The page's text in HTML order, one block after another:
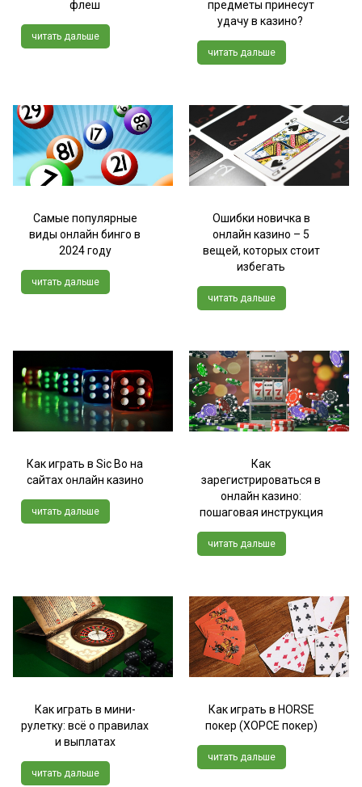
флеш
читать дальше
предметы принесут
удачу в казино?
читать дальше
Самые популярные
виды онлайн бинго в
2024 году
читать дальше
Ошибки новичка в
онлайн казино – 5
вещей, которых стоит
избегать
читать дальше
Как играть в Sic Bo на
сайтах онлайн казино
читать дальше
Как
зарегистрироваться в
онлайн казино:
пошаговая инструкция
читать дальше
Как играть в мини-
рулетку: всё о правилах
и выплатах
читать дальше
Как играть в HORSE
покер (ХОРСЕ покер)
читать дальше